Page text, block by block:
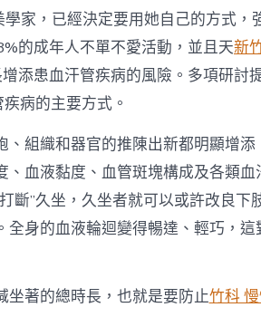
家，已經決定要用她自己的方式，
的成年人不單不愛活動，並且天新
添患血汗管疾病的風險。多項研討
病的主要方式。
組織和器官的推陳出新都明顯增添
血液黏度、血管斑塊構成及各類血
斷”久坐，久坐者就可以或許改良下
全身的血液輪迴變得暢達、輕巧，這
坐著的總時長，也就是要防止竹科